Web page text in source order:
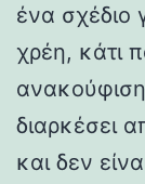
ένα σχέδιο
χρέη, κάτι
διαρκέσει
και δεν